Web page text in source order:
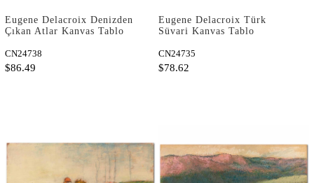
Eugene Delacroix Denizden
Çıkan Atlar Kanvas Tablo
CN24738
$86.49
Eugene Delacroix Türk
Süvari Kanvas Tablo
CN24735
$78.62